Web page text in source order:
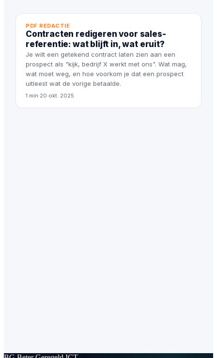
PDF REDACTIE
Contracten redigeren voor sales-
referentie: wat blijft in, wat eruit?
Je wilt een getekend contract laten zien aan een
prospect als "kijk, bedrijf X werkt met ons". Wat mag,
wat moet weg, en hoe voorkom je dat een prospect
uitleest wat de vorige betaalde.
1 min·20 okt. 2025